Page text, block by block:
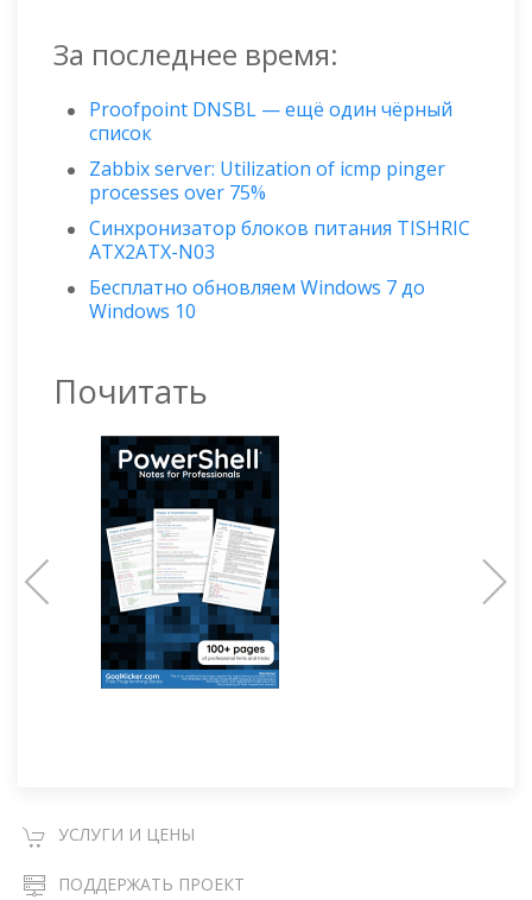
За последнее время:
Proofpoint DNSBL — ещё один чёрный
список
Zabbix server: Utilization of icmp pinger
processes over 75%
Синхронизатор блоков питания TISHRIC
ATX2ATX-N03
Бесплатно обновляем Windows 7 до
Windows 10
Почитать
УСЛУГИ И ЦЕНЫ
ПОДДЕРЖАТЬ ПРОЕКТ